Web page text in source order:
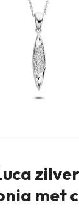
met